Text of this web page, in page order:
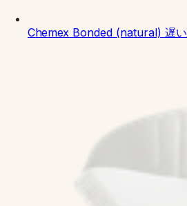
Chemex Bonded (natural) 遅い